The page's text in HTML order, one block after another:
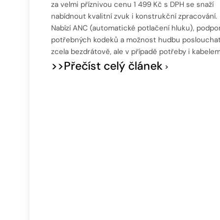
za velmi příznivou cenu 1 499 Kč s DPH se snaží
nabídnout kvalitní zvuk i konstrukční zpracování.
Nabízí ANC (automatické potlačení hluku),
potřebných kodeků a možnost hudbu
zcela bezdrátově, ale v případě potřeby i
>>Přečíst celý článek